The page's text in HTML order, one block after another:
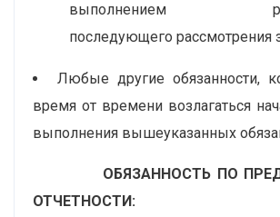
выполнением
последующего рассмотрения
Любые другие обязанности,
время от времени возлагаться
выполнения вышеуказанных
ОБЯЗАННОСТЬ ПО
ОТЧЕТНОСТИ: